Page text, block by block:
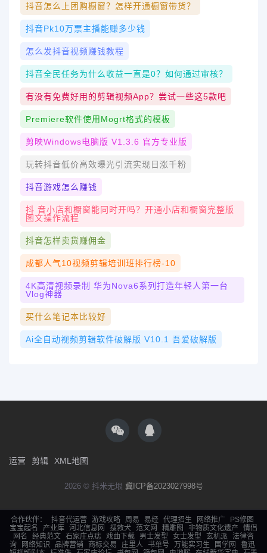
抖音怎么上团购橱窗？怎样开通橱窗带货？
抖音pk10万票主播能赚多少钱
怎么发抖音视频赚钱教程
抖音全民任务为什么收益一直是0？如何通过审核？
有没有免费好用的剪辑视频app？尝试一些这5款吧
Premiere软件使用Mogrt格式的模板
剪映Windows电脑版 V1.3.6 官方专业版
玩转抖音低价高效曝光引流实现日涨千粉
抖音游戏怎么赚钱
抖 音小店和橱窗能同时开吗？开通小店和橱窗完整版
图文操作流程
抖音怎样卖货赚佣金
成都人气10视频剪辑培训班排行榜-10
4K高清视频录制 华为nova6系列打造年轻人第一台
Vlog神器
买什么笔记本比较好
Ai全自动视频剪辑软件破解版 V10.1 吾爱破解版
运营 剪辑 XML地图
2026 © 抖米无垠 冀ICP备2023027998号
合作伙伴： 抖音代运营 游戏攻略 周易 易经 代理招生 网络推广
PS修图
宝宝起名
产业库 河北信息网 搜救犬 范文网 精雕图 非物质文化遗产
情侣
网名
经典范文 石家庄点痣 戏曲下载 男士发型 女士发型 玄机派
法律咨
询
网络知识 品牌营销 商标交易 庄里人 书单号 万能实习生 国学网
鲁迅